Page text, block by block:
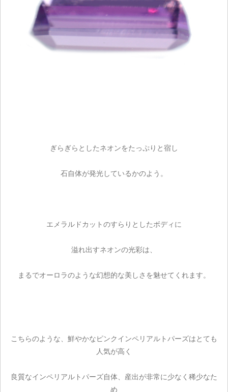
ぎらぎらとしたネオンをたっぷりと宿し
石自体が発光しているかのよう。
エメラルドカットのすらりとしたボディに
溢れ出すネオンの光彩は、
まるでオーロラのような幻想的な美しさを魅せてくれます。
こちらのような、鮮やかなピンクインペリアルトパーズはとても
人気が高く
良質なインペリアルトパーズ自体、産出が非常に少なく稀少なた
め